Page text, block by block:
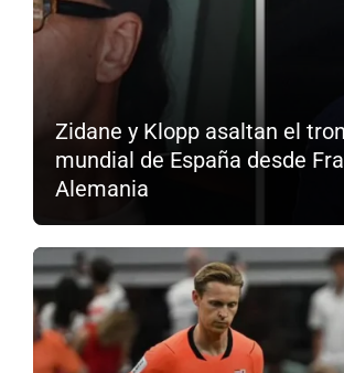
Zidane y Klopp asaltan el
mundial de España desde
Alemania